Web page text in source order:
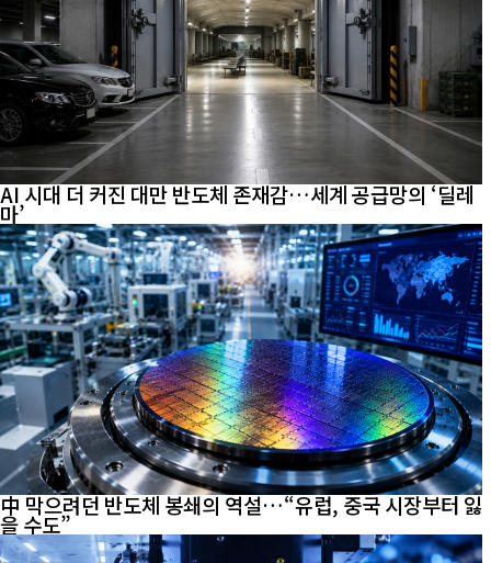
AI 시대 더 커진 대만 반도체 존재감…세계 공급망의 ‘딜레
마’
中 막으려던 반도체 봉쇄의 역설…“유럽, 중국 시장부터 잃
을 수도”